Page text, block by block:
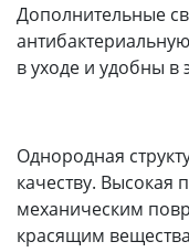
Дополнительные
в уходе и удобны в
Однородная
качеству. Высокая
механическим
красящим